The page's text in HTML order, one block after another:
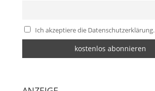
Ich akzeptiere die Datenschutzerklärung.